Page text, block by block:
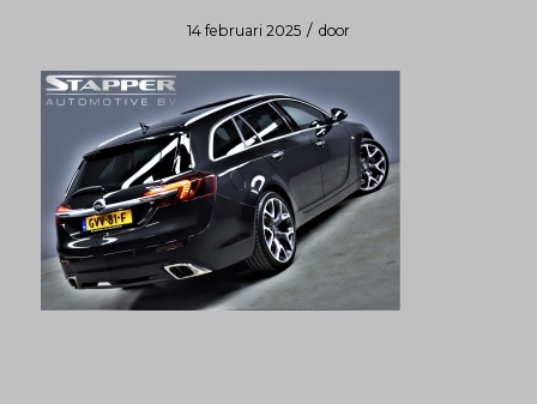
14 februari 2025 / door